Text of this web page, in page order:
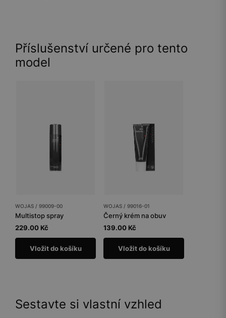
Příslušenství určené pro tento
model
WOJAS / 99009-00
Multistop spray
229.00 Kč
Vložit do košíku
WOJAS / 99016-01
Černý krém na obuv
139.00 Kč
Vložit do košíku
Sestavte si vlastní vzhled